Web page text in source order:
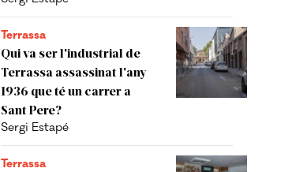
Terrassa
Qui va ser l'industrial de
Terrassa assassinat l'any
1936 que té un carrer a
Sant Pere?
Sergi Estapé
Terrassa